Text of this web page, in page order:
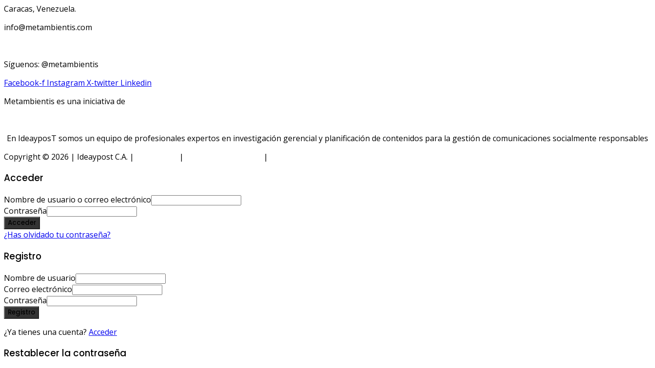
Caracas, Venezuela.
info@metambientis.com
Síguenos: @metambientis
Facebook-f Instagram X-twitter Linkedin
Metambientis es una iniciativa de
En IdeayposT somos un equipo de profesionales expertos en investigación gerencial y planificación de contenidos para la gestión de comunicaciones socialmente responsables
Copyright © 2026 | Ideaypost C.A. |
| |
Acceder
Nombre de usuario o correo electrónico
Contraseña
Acceder
¿Has olvidado tu contraseña?
Registro
Nombre de usuario
Correo electrónico
Contraseña
Registro
¿Ya tienes una cuenta? Acceder
Restablecer la contraseña